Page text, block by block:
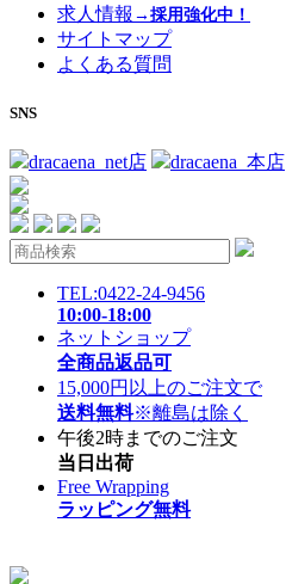
求人情報 →採用強化中！
サイトマップ
よくある質問
SNS
dracaena_net店 dracaena_本店
TEL:0422-24-9456
10:00-18:00
ネットショップ
全商品返品可
15,000円以上のご注文で
送料無料※離島は除く
午後2時までのご注文
当日出荷
Free Wrapping
ラッピング無料